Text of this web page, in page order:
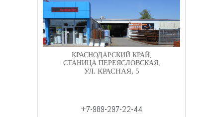
КРАСНОДАРСКИЙ КРАЙ,
СТАНИЦА ПЕРЕЯСЛОВСКАЯ,
УЛ. КРАСНАЯ, 5
+7-989-297-22-44